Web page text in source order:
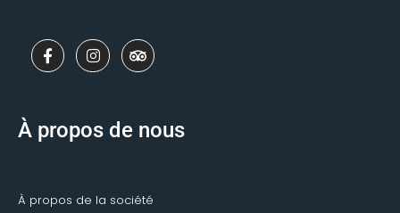
F
a
c
o
I
n
s
r
T
r
i
v
r
À propos de nous
À propos de la société